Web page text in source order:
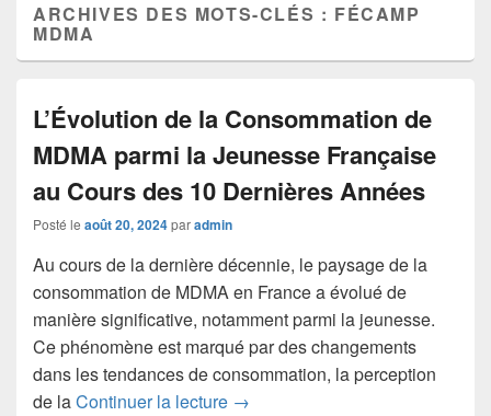
ARCHIVES DES MOTS-CLÉS : FÉCAMP
MDMA
L’Évolution de la Consommation de
MDMA parmi la Jeunesse Française
au Cours des 10 Dernières Années
Posté le août 20, 2024paradmin
Au cours de la dernière décennie, le paysage de la
consommation de MDMA en France a évolué de
manière significative, notamment parmi la jeunesse.
Ce phénomène est marqué par des changements
dans les tendances de consommation, la perception
de laContinuer la lecture L’Évolution de la
→